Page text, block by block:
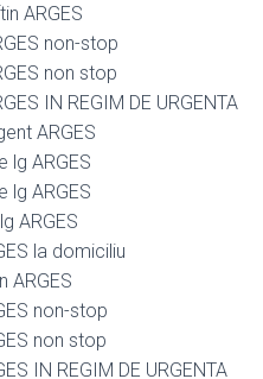
ARGES
non-stop
non stop
IN REGIM DE URGENTA
ARGES
lg ARGES
lg ARGES
ARGES
la domiciliu
ARGES
non-stop
non stop
IN REGIM DE URGENTA